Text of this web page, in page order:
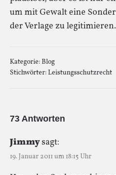
um mit Gewalt eine
der Verlage zu legitimieren.
Kategorie:Blog
Stichwörter:Leistungsschutzrecht
73 Antworten
Jimmysagt:
19. Januar 2011 um 18:15 Uhr